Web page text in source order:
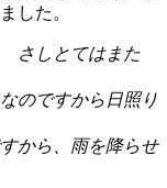
した。
さしとてはまた
のですから日照り
から、雨を降らせ